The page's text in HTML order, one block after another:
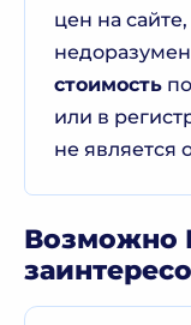
цен на
стоимость
или в
не является
Возможно